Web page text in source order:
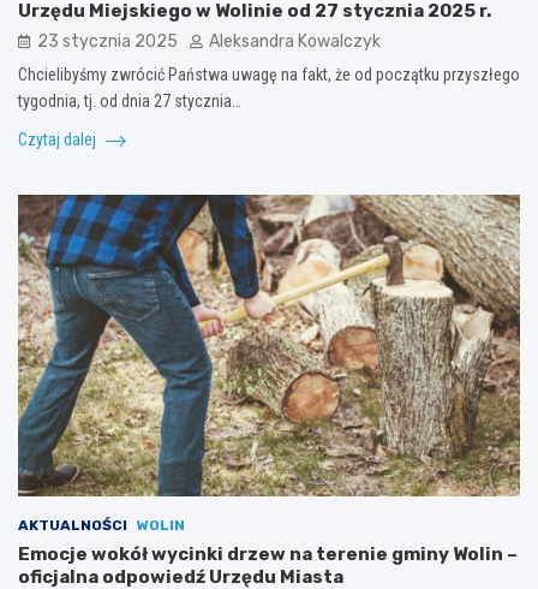
Urzędu Miejskiego w Wolinie od 27 stycznia 2025 r.
23 stycznia 2025 Aleksandra Kowalczyk
Chcielibyśmy zwrócić Państwa uwagę na fakt, że od początku przyszłego
tygodnia, tj. od dnia 27 stycznia…
Czytaj dalej
AKTUALNOŚCI WOLIN
Emocje wokół wycinki drzew na terenie gminy Wolin –
oficjalna odpowiedź Urzędu Miasta